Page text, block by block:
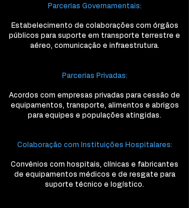
Parcerias Governamentais:
Estabelecimento de colaborações com órgãos
públicos para suporte em transporte terrestre e
aéreo, comunicação e infraestrutura.
Parcerias Privadas:
Acordos com empresas privadas para cessão de
equipamentos, transporte, alimentos e abrigos
para equipes e populações atingidas.
Colaboração com Instituições Hospitalares:
Convênios com hospitais, clínicas e fabricantes
de equipamentos médicos e de resgate para
suporte técnico e logístico.